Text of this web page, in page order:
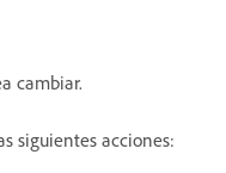
cambiar.
siguientes acciones: